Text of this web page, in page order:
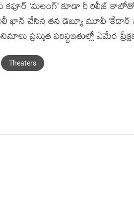
‘మలంగ్’ కూడా రీ రిలీజ్
ఖాన్ చేసిన తన డెబ్యూ మూవీ
ప్రస్తుత పరిస్థఇతుల్లో ఏమేర
Theaters